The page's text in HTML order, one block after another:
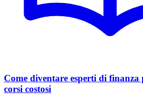
Come diventare esperti di finanza
corsi costosi